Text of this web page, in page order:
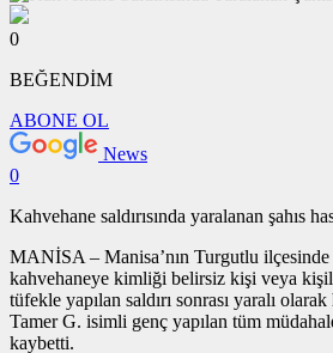
0
BEĞENDİM
ABONE OL
News
0
Kahvehane saldırısında yaralanan şahıs
MANİSA – Manisa’nın Turgutlu
kahvehaneye kimliği belirsiz kişi veya
tüfekle yapılan saldırı sonrası yaralı
Tamer G. isimli genç yapılan tüm
kaybetti.